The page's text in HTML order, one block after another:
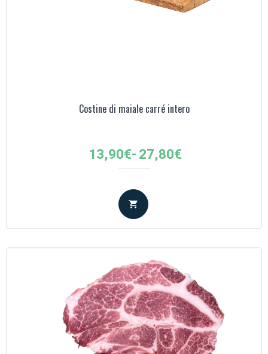
Costine di maiale carré intero
13,90€- 27,80€
Fascia
prezzo:
da
13,90€